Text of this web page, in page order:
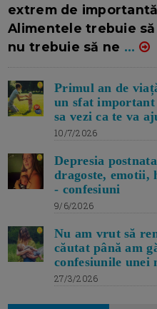
extrem de
Alimentele trebuie
nu trebuie să ne ...
Primul an de
un sfat
sa vezi ca te va
10/7/2026
Depresia
dragoste, emotii,
- confesiuni
9/6/2026
Nu am vrut să
căutat până am
confesiunile unei
27/3/2026